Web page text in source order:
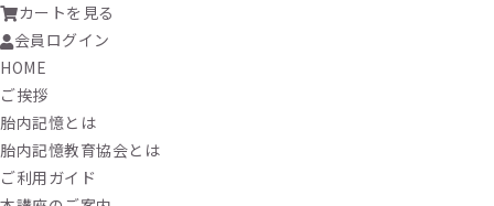
カートを見る
会員ログイン
HOME
ご挨拶
胎内記憶とは
胎内記憶教育協会とは
ご利用ガイド